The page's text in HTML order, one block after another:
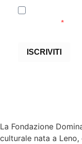
ISCRIVITI
La Fondazione
culturale nata a